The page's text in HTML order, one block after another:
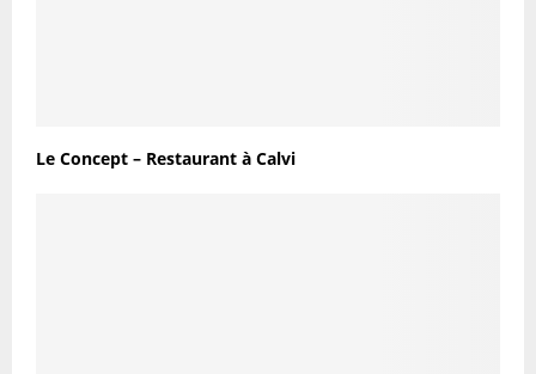
Le Concept – Restaurant à Calvi